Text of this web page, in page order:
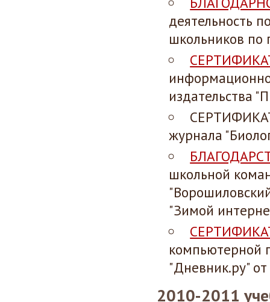
деятельность
школьников по
издательства
журнала
школьной
"Зимой
компьютерной
"Дневник.ру"
2010-2011